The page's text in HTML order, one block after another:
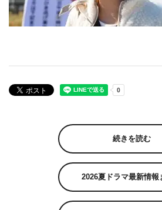
続きを読む
2026夏ドラマ最新情報